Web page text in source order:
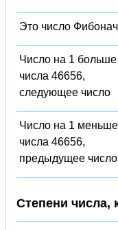
Это число
Число на 1 больше
числа 46656,
следующее число
Число на 1 меньше
числа 46656,
предыдущее число
Степени числа,